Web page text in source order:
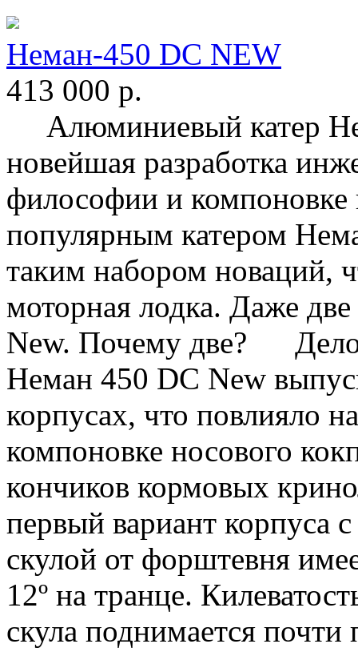
Неман-450 DC NEW
413 000 р.
Алюминиевый катер
новейшая разработка
философии и компоновке
популярным катером
таким набором новаций,
моторная лодка. Даже
New. Почему две? Дело
Неман 450 DC New
корпусах, что повлияло
компоновке носового
кончиков кормовых
первый вариант корпуса
скулой от форштевня
12º на транце.
скула поднимается